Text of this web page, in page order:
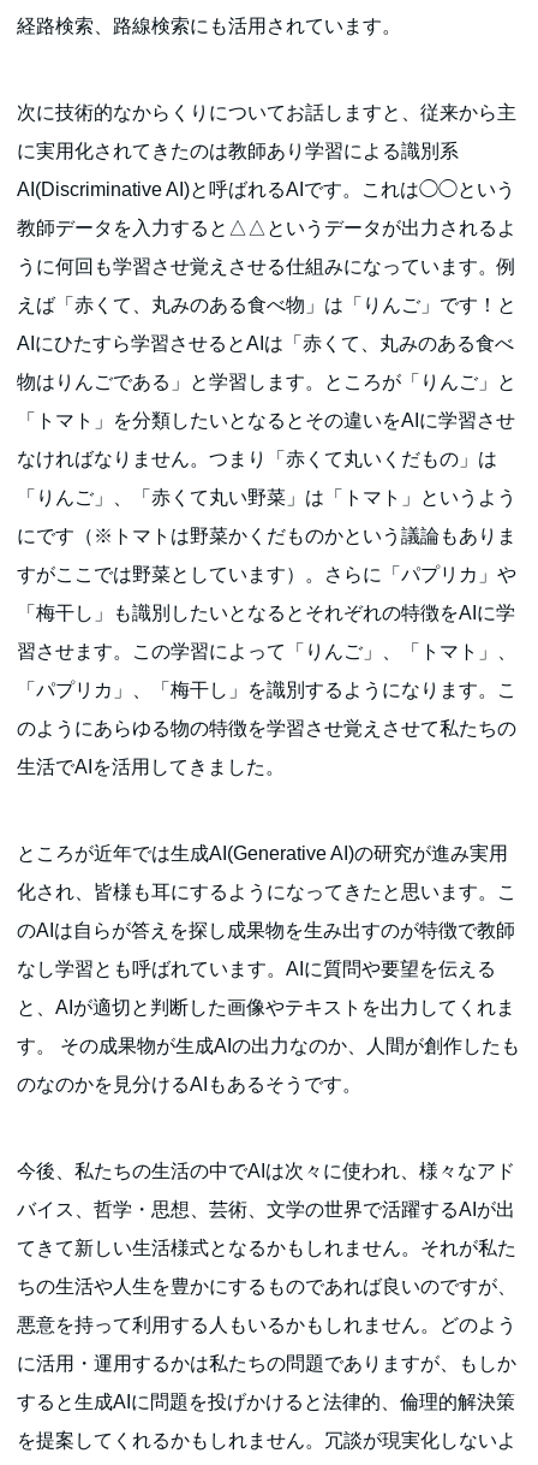
経路検索、路線検索にも活用されています。
次に技術的なからくりについてお話しますと、従来から主
に実用化されてきたのは教師あり学習による識別系
AI(Discriminative AI)と呼ばれるAIです。これは◯◯という
教師データを入力すると△△というデータが出力されるよ
うに何回も学習させ覚えさせる仕組みになっています。例
えば「赤くて、丸みのある食べ物」は「りんご」です！と
AIにひたすら学習させるとAIは「赤くて、丸みのある食べ
物はりんごである」と学習します。ところが「りんご」と
「トマト」を分類したいとなるとその違いをAIに学習させ
なければなりません。つまり「赤くて丸いくだもの」は
「りんご」、「赤くて丸い野菜」は「トマト」というよう
にです（※トマトは野菜かくだものかという議論もありま
すがここでは野菜としています）。さらに「パプリカ」や
「梅干し」も識別したいとなるとそれぞれの特徴をAIに学
習させます。この学習によって「りんご」、「トマト」、
「パプリカ」、「梅干し」を識別するようになります。こ
のようにあらゆる物の特徴を学習させ覚えさせて私たちの
生活でAIを活用してきました。
ところが近年では生成AI(Generative AI)の研究が進み実用
化され、皆様も耳にするようになってきたと思います。こ
のAIは自らが答えを探し成果物を生み出すのが特徴で教師
なし学習とも呼ばれています。AIに質問や要望を伝える
と、AIが適切と判断した画像やテキストを出力してくれま
す。 その成果物が生成AIの出力なのか、人間が創作したも
のなのかを見分けるAIもあるそうです。
今後、私たちの生活の中でAIは次々に使われ、様々なアド
バイス、哲学・思想、芸術、文学の世界で活躍するAIが出
てきて新しい生活様式となるかもしれません。それが私た
ちの生活や人生を豊かにするものであれば良いのですが、
悪意を持って利用する人もいるかもしれません。どのよう
に活用・運用するかは私たちの問題でありますが、もしか
すると生成AIに問題を投げかけると法律的、倫理的解決策
を提案してくれるかもしれません。冗談が現実化しないよ